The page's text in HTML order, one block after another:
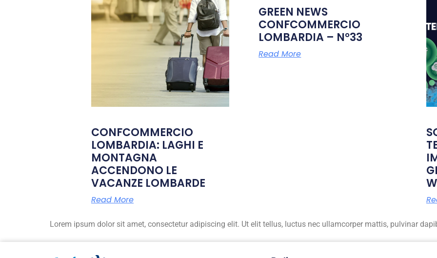
CONFCOMMERCIO
LOMBARDIA: LAGHI E
MONTAGNA
ACCENDONO LE
VACANZE LOMBARDE
Read More
GREEN NEWS
CONFCOMMERCIO
LOMBARDIA – N°33
Read More
Lorem ipsum dolor sit amet, consectetur adipiscing elit. Ut elit tellus, luctus nec ullamcorper mattis, pulvinar